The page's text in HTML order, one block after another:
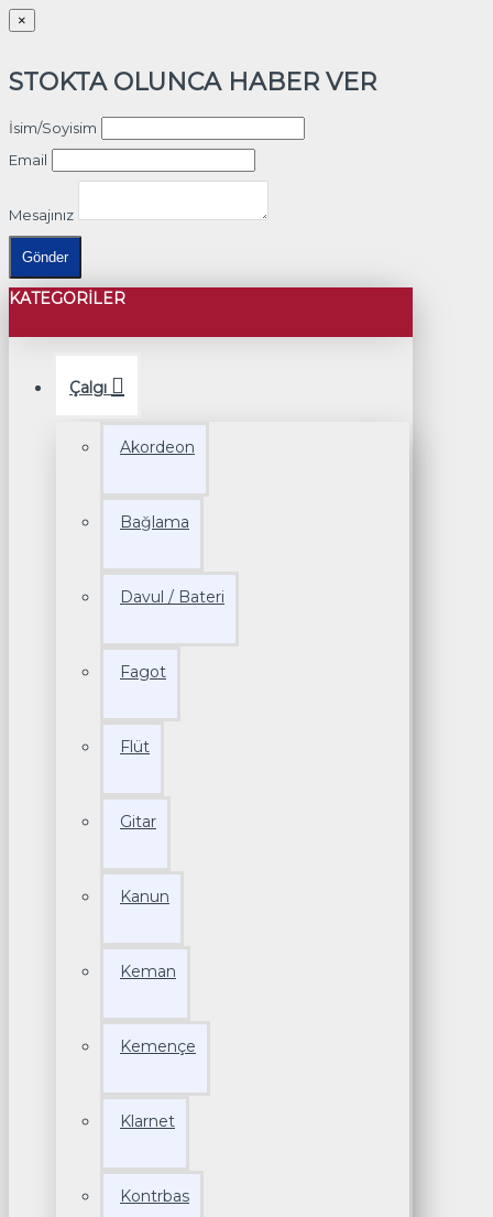
×
STOKTA OLUNCA HABER VER
İsim/Soyisim
Email
Mesajınız
Gönder
KATEGORILER
Çalgı
Akordeon
Bağlama
Davul / Bateri
Fagot
Flüt
Gitar
Kanun
Keman
Kemençe
Klarnet
Kontrbas